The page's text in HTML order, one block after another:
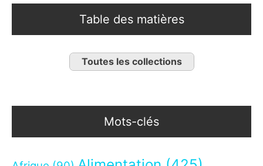
Table des matières
Toutes les collections
Mots-clés